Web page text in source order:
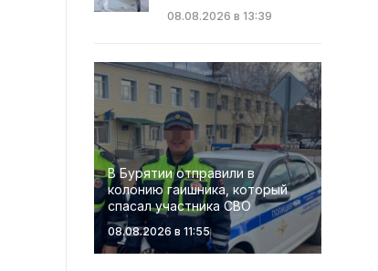
08.08.2026 в 13:39
В Бурятии отправили в
колонию гаишника, который
спасал участника СВО
08.08.2026 в 11:55